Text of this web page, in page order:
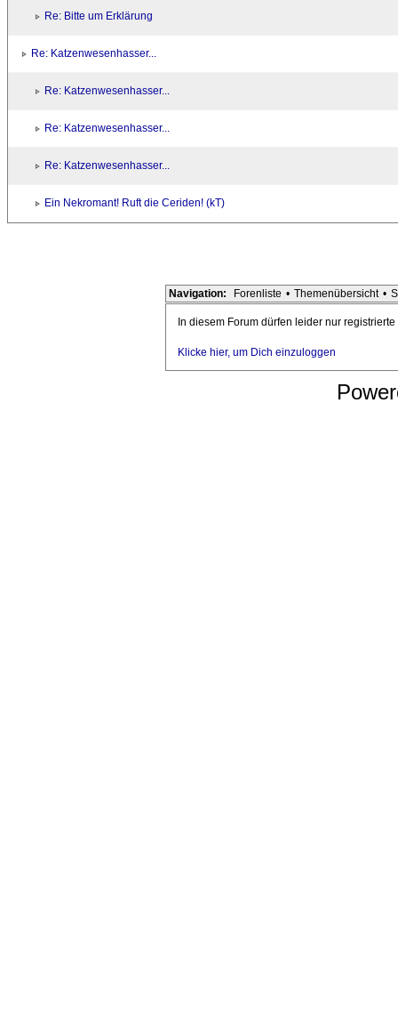
Re: Bitte um Erklärung
Re: Katzenwesenhasser...
Re: Katzenwesenhasser...
Re: Katzenwesenhasser...
Re: Katzenwesenhasser...
Ein Nekromant! Ruft die Ceriden! (kT)
Navigation: Forenliste • Themenübersicht •
In diesem Forum dürfen leider nur
Klicke hier, um Dich einzuloggen